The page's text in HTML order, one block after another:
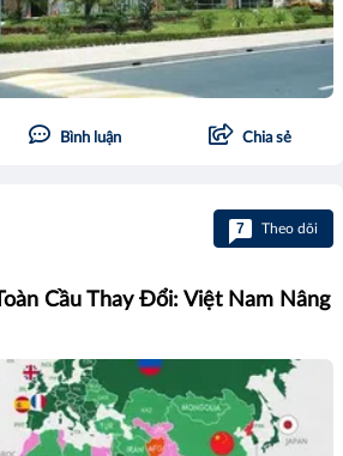
Bình luận Chia sẻ
7 Theo dõi
Cầu Thay Đổi: Việt Nam Nâng